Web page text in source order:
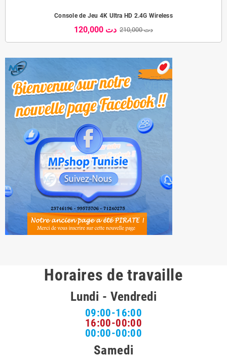
Console de Jeu 4K Ultra HD 2.4G Wireless
120,000 دت 210,000 دت
Horaires de travaille
Lundi - Vendredi
09:00-16:00
16:00-00:00
00:00-00:00
Samedi